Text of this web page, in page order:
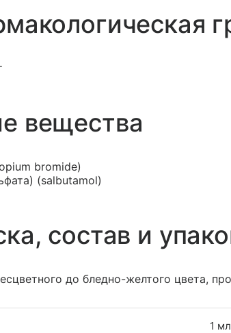
вещества
bromide)
(salbutamol)
состав и
до бледно-желтого цвета,
1 мл